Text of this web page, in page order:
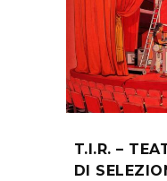
T.I.R. –
DI